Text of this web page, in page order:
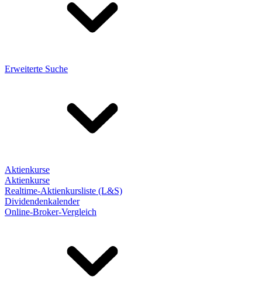
Erweiterte Suche
Aktienkurse
Aktienkurse
Realtime-Aktienkursliste (L&S)
Dividendenkalender
Online-Broker-Vergleich